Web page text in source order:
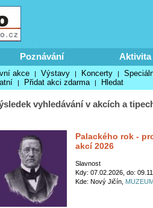
Poznávání Aktivita
akce | Výstavy | Koncerty |
| Přidat akci zdarma | Hledat
vyhledávání v akcích a
Palackého rok -
akcí 2026
Slavnost
Kdy: 07.02.2026, do:
Kde: Nový Jičín,